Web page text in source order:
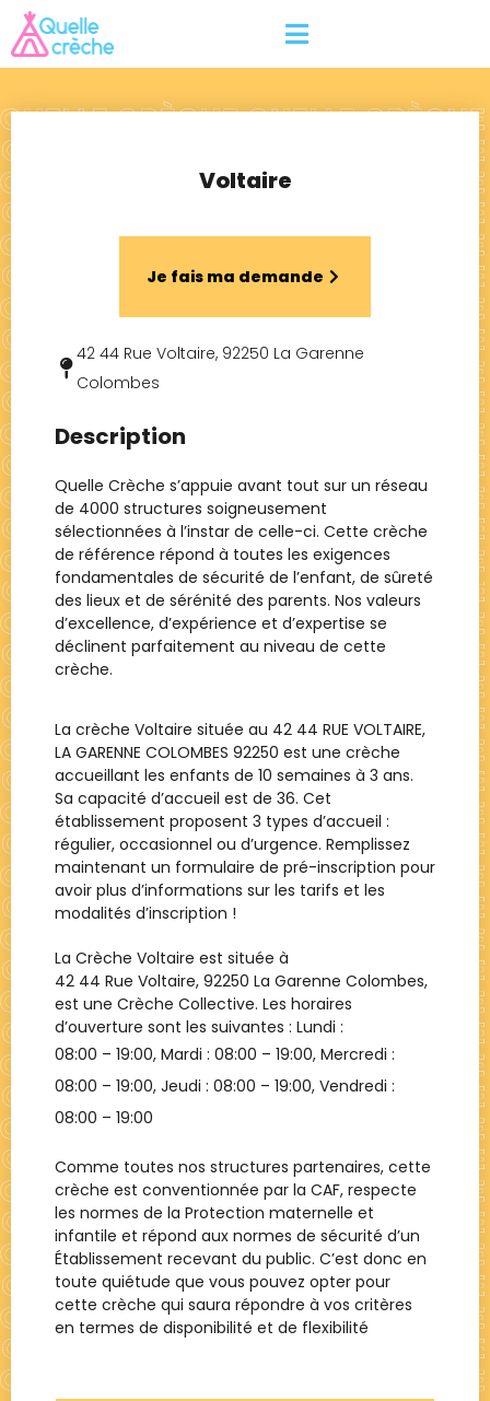
Voltaire
Je fais ma demande
42 44 Rue Voltaire, 92250 La Garenne
Colombes
Description
Quelle Crèche s’appuie avant tout sur un réseau
de 4000 structures soigneusement
sélectionnées à l’instar de celle-ci. Cette crèche
de référence répond à toutes les exigences
fondamentales de sécurité de l’enfant, de sûreté
des lieux et de sérénité des parents. Nos valeurs
d’excellence, d’expérience et d’expertise se
déclinent parfaitement au niveau de cette
crèche.
La crèche Voltaire située au 42 44 RUE VOLTAIRE,
LA GARENNE COLOMBES 92250 est une crèche
accueillant les enfants de 10 semaines à 3 ans.
Sa capacité d’accueil est de 36. Cet
établissement proposent 3 types d’accueil :
régulier, occasionnel ou d’urgence. Remplissez
maintenant un formulaire de pré-inscription pour
avoir plus d’informations sur les tarifs et les
modalités d’inscription !
La Crèche Voltaire est située à
42 44 Rue Voltaire, 92250 La Garenne Colombes,
est une Crèche Collective. Les horaires
d’ouverture sont les suivantes : Lundi :
08:00 – 19:00, Mardi : 08:00 – 19:00, Mercredi :
08:00 – 19:00, Jeudi : 08:00 – 19:00, Vendredi :
08:00 – 19:00
Comme toutes nos structures partenaires, cette
crèche est conventionnée par la CAF, respecte
les normes de la Protection maternelle et
infantile et répond aux normes de sécurité d’un
Établissement recevant du public. C’est donc en
toute quiétude que vous pouvez opter pour
cette crèche qui saura répondre à vos critères
en termes de disponibilité et de flexibilité